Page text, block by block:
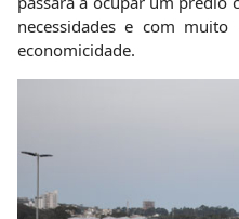
necessidades e com
economicidade.